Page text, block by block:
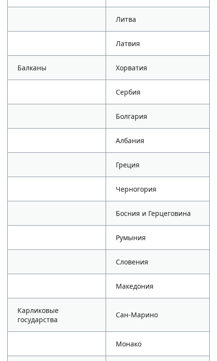
Литва
Латвия
Балканы Хорватия
Сербия
Болгария
Албания
Греция
Черногория
Босния и Герцеговина
Румыния
Словения
Македония
Карликовые
государства
Сан-Марино
Монако